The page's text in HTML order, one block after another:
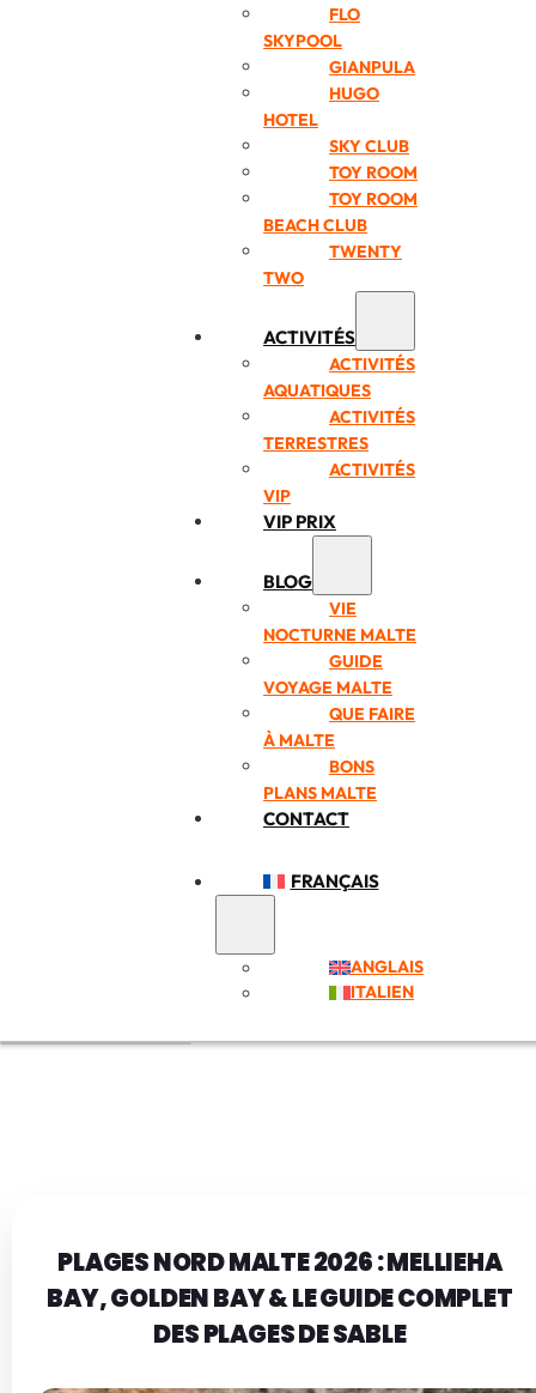
FLO
SKYPOOL
GIANPULA
HUGO
HOTEL
SKY CLUB
TOY ROOM
TOY ROOM
BEACH CLUB
TWENTY
TWO
ACTIVITÉS
ACTIVITÉS
AQUATIQUES
ACTIVITÉS
TERRESTRES
ACTIVITÉS
VIP
VIP PRIX
BLOG
VIE
NOCTURNE MALTE
GUIDE
VOYAGE MALTE
QUE FAIRE
À MALTE
BONS
PLANS MALTE
CONTACT
FRANÇAIS
ANGLAIS
ITALIEN
PLAGES NORD MALTE 2026 : MELLIEHA
BAY, GOLDEN BAY & LE GUIDE COMPLET
DES PLAGES DE SABLE